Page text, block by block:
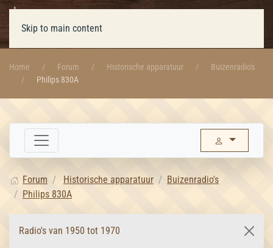
Skip to main content
Home Forum Historische apparatuur
Buizenradio's
Philips 830A
Forum Historische apparatuur
Buizenradio's
Philips 830A
Radio's van 1950 tot 1970